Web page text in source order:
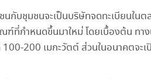
นกับชุมชนจะเป็นบริษัทจดทะเบียนใน
ฑ์ที่กำหนดขึ้นมาใหม่ โดยเบื้องต้น ท
100-200 เมกะวัตต์ ส่วนในอนาคตจะ